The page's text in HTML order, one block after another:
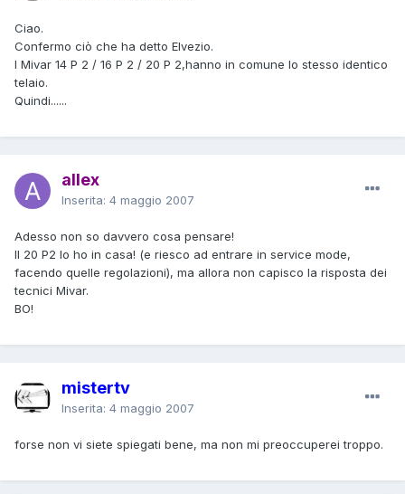
Ciao.
Confermo ciò che ha detto Elvezio.
I Mivar 14 P 2 / 16 P 2 / 20 P 2,hanno in comune lo stesso identico
telaio.
Quindi......
allex
Inserita: 4 maggio 2007
Adesso non so davvero cosa pensare!
Il 20 P2 lo ho in casa! (e riesco ad entrare in service mode,
facendo quelle regolazioni), ma allora non capisco la risposta dei
tecnici Mivar.
BO!
mistertv
Inserita: 4 maggio 2007
forse non vi siete spiegati bene, ma non mi preoccuperei troppo.